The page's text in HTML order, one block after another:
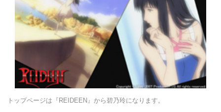
トップページは『REIDEEN』から碧乃玲になります。